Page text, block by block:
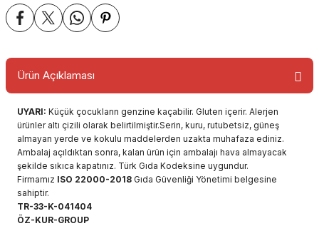
Ürün Açıklaması
UYARI: Küçük çocukların genzine kaçabilir. Gluten içerir. Alerjen
ürünler altı çizili olarak belirtilmiştir.Serin, kuru, rutubetsiz, güneş
almayan yerde ve kokulu maddelerden uzakta muhafaza ediniz.
Ambalaj açıldıktan sonra, kalan ürün için ambalajı hava almayacak
şekilde sıkıca kapatınız. Türk Gıda Kodeksine uygundur.
Firmamız ISO 22000-2018 Gıda Güvenliği Yönetimi belgesine
sahiptir.
TR-33-K-041404
ÖZ-KUR-GROUP